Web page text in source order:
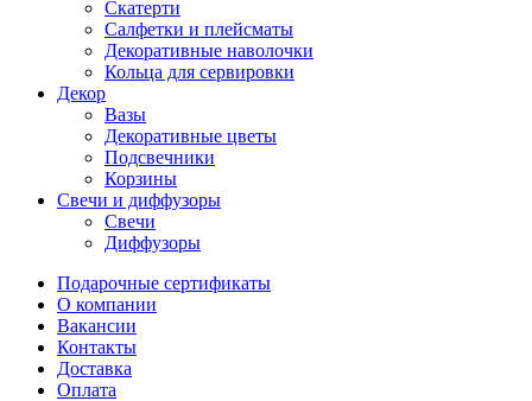
Скатерти
Cалфетки и плейсматы
Декоративные наволочки
Кольца для сервировки
Декор
Вазы
Декоративные цветы
Подсвечники
Корзины
Свечи и диффузоры
Свечи
Диффузоры
Подарочные сертификаты
О компании
Вакансии
Контакты
Доставка
Оплата